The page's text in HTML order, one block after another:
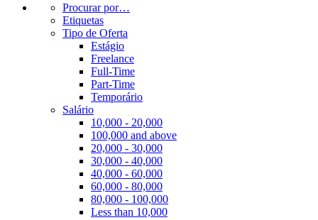
Procurar por…
Etiquetas
Tipo de Oferta
Estágio
Freelance
Full-Time
Part-Time
Temporário
Salário
10,000 - 20,000
100,000 and above
20,000 - 30,000
30,000 - 40,000
40,000 - 60,000
60,000 - 80,000
80,000 - 100,000
Less than 10,000